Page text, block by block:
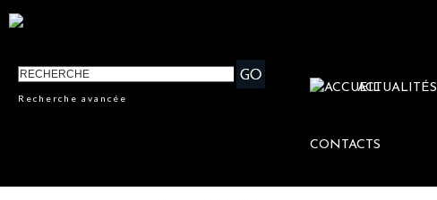
Recherche avancée
ACTUALITÉS
CONTACTS